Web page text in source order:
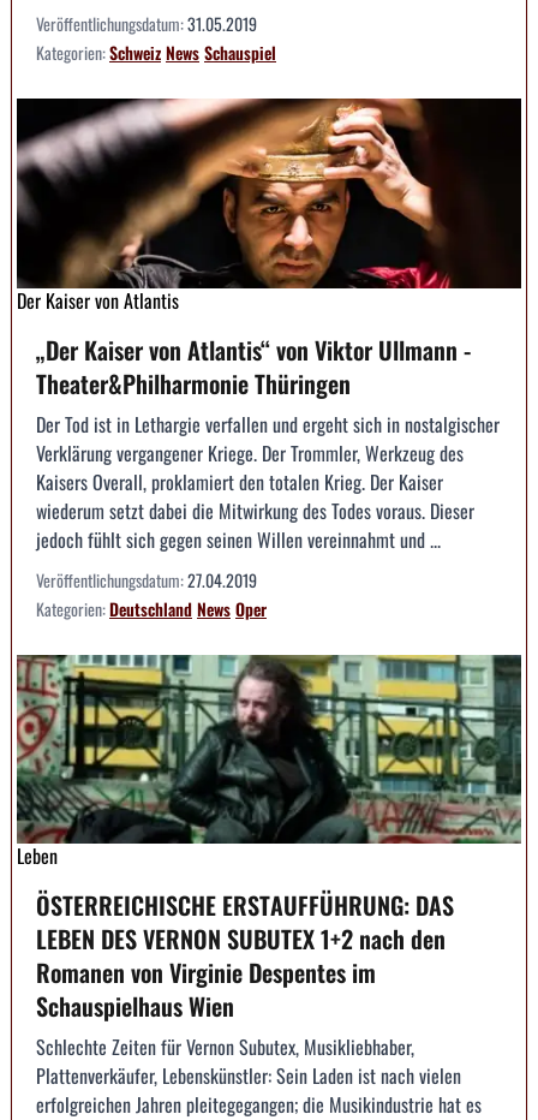
Veröffentlichungsdatum:31.05.2019
Kategorien:SchweizNewsSchauspiel
Der Kaiser von Atlantis
„Der Kaiser von Atlantis“ von Viktor Ullmann -
Theater&Philharmonie Thüringen
Der Tod ist in Lethargie verfallen und ergeht sich in nostalgischer
Verklärung vergangener Kriege. Der Trommler, Werkzeug des
Kaisers Overall, proklamiert den totalen Krieg. Der Kaiser
wiederum setzt dabei die Mitwirkung des Todes voraus. Dieser
jedoch fühlt sich gegen seinen Willen vereinnahmt und ...
Veröffentlichungsdatum:27.04.2019
Kategorien:DeutschlandNewsOper
Leben
ÖSTERREICHISCHE ERSTAUFFÜHRUNG: DAS
LEBEN DES VERNON SUBUTEX 1+2 nach den
Romanen von Virginie Despentes im
Schauspielhaus Wien
Schlechte Zeiten für Vernon Subutex, Musikliebhaber,
Plattenverkäufer, Lebenskünstler: Sein Laden ist nach vielen
erfolgreichen Jahren pleitegegangen; die Musikindustrie hat es